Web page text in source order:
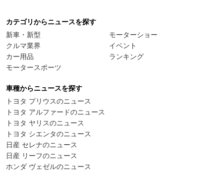
カテゴリからニュースを探す
新車・新型
クルマ業界
カー用品
モータースポーツ
モーターショー
イベント
ランキング
車種からニュースを探す
トヨタ プリウスのニュース
トヨタ アルファードのニュース
トヨタ ヤリスのニュース
トヨタ シエンタのニュース
日産 セレナのニュース
日産 リーフのニュース
ホンダ ヴェゼルのニュース